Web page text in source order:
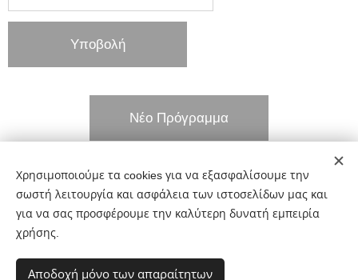
Υποβολή
Νέο Πρόγραμμα
Share
Χρησιμοποιούμε τα cookies για να εξασφαλίσουμε την
σωστή λειτουργία και ασφάλεια των ιστοσελίδων μας και
για να σας προσφέρουμε την καλύτερη δυνατή εμπειρία
χρήσης.
Αποδοχή μόνο των απαραίτητων